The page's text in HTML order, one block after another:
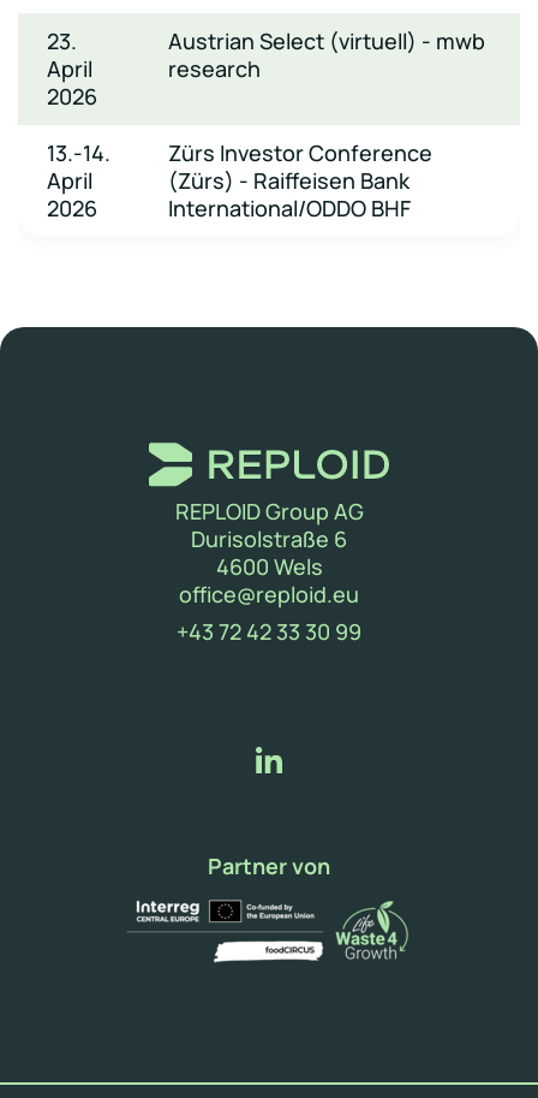
23.
April
2026
Austrian Select (virtuell) - mwb
research
13.-14.
April
2026
Zürs Investor Conference
(Zürs) - Raiffeisen Bank
International/ODDO BHF
REPLOID Group AG
Durisolstraße 6
4600 Wels
office@reploid.eu
+43 72 42 33 30 99
Partner von